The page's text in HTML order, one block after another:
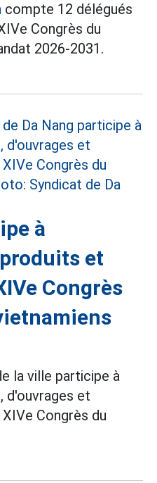
compte 12 délégués
Congrès du
2026-2031.
à
et
Congrès
la ville participe à
d'ouvrages et
Congrès du